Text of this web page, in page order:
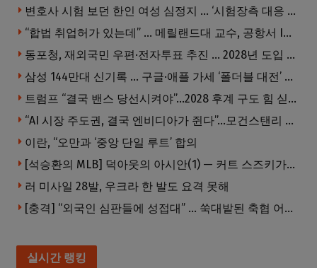
변호사 시험 보던 한인 여성 심정지 … ‘시험장측 대응 부적절’ 소송
“합법 취업허가 있는데” … 메릴랜드대 교수, 공항서 ICE에 체포, 구금 중
동포청, 재외국민 우편·전자투표 추진 … 2028년 도입 목표
삼성 144만대 신기록 … 구글·애플 가세 ‘폴더블 대전’ 열린다
트럼프 “결국 밴스 당선시켜야”…2028 후계 구도 힘 싣나
“AI 시장 주도권, 결국 엔비디아가 쥔다”…모건스탠리 장담
이란, “오만과 ‘중앙 단일 루트’ 합의
[석승환의 MLB] 덕아웃의 아시안(1) — 커트 스즈키가 우리에게 묻는 것
러 미사일 28발, 우크라 한 발도 요격 못해
[충격] “외국인 심판들에 성접대” … 쑥대밭된 축협 어디까지 추락하나
실시간 랭킹